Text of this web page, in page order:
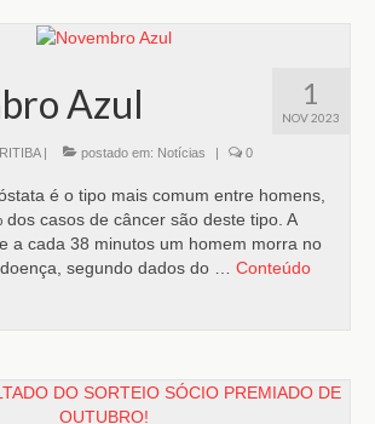
1
NOV 2023
Azul
| postado em: Notícias 0
é o tipo mais comum entre homens,
dos casos de câncer são deste tipo. A
a cada 38 minutos um homem morra no
segundo dados do … Conteúdo